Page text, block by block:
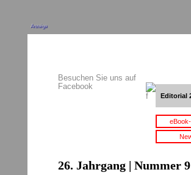
Anzeige
Besuchen Sie uns auf
Facebook
Editorial
26. Jahrgang | Nummer